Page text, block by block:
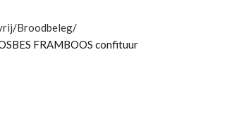
Broodbeleg
FRAMBOOS confituur